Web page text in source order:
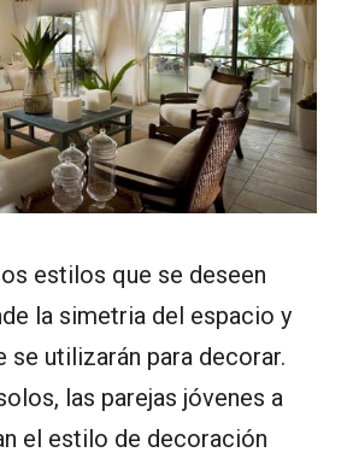
estilos que se deseen
la simetria del espacio y
se utilizarán para decorar.
las parejas jóvenes a
el estilo de decoración